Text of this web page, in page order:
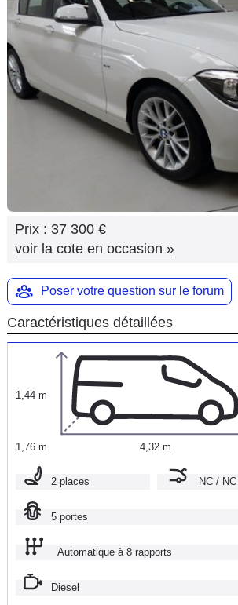
Utilitaires
Flottes
Auto
Marques
Prix : 37 300 €
voir la cote en occasion »
Poser votre question sur le forum
Caractéristiques détaillées
1,44 m
1,76 m 4,32 m
2 places NC / NC
5 portes
Automatique à 8 rapports
Diesel